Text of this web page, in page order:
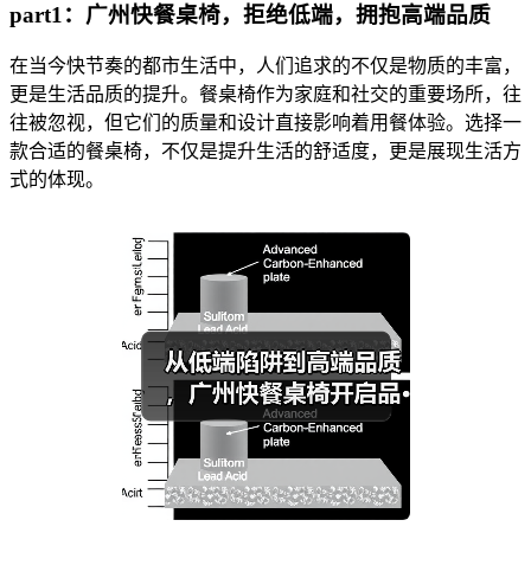
part1：广州快餐桌椅，拒绝低端，拥抱高端品质
在当今快节奏的都市生活中，人们追求的不仅是物质的丰富，
更是生活品质的提升。餐桌椅作为家庭和社交的重要场所，往
往被忽视，但它们的质量和设计直接影响着用餐体验。选择一
款合适的餐桌椅，不仅是提升生活的舒适度，更是展现生活方
式的体现。